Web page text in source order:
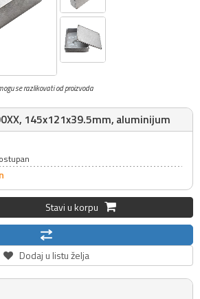
se razlikovati od proizvoda
145x121x39.5mm, aluminijum
Stavi u korpu
Dodaj u listu želja